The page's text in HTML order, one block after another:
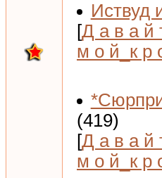
Иствуд
[Д а в а й
м о й_к р
(419)
[Д а в а й
м о й_к р